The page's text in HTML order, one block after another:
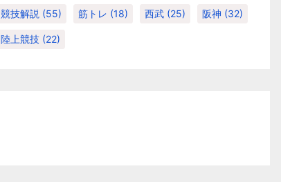
競技解説 (55) 筋トレ (18) 西武 (25) 阪神 (32)
陸上競技 (22)